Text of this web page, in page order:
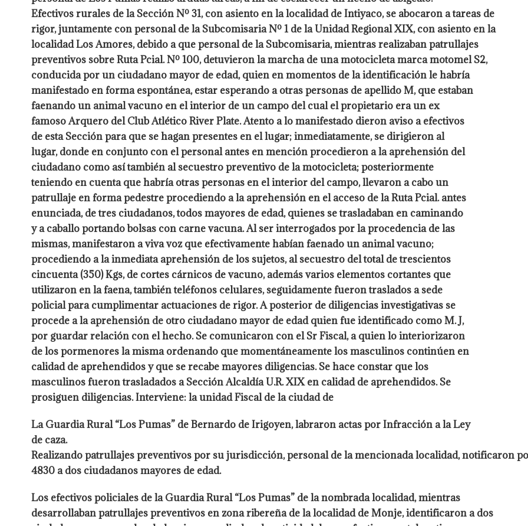
Efectivos rurales de la Sección Nº 31, con asiento en la localidad de Intiyaco, se abocaron a tareas de
rigor, juntamente con personal de la Subcomisaria Nº 1 de la Unidad Regional XIX, con asiento en la
localidad Los Amores, debido a que personal de la Subcomisaria, mientras realizaban patrullajes
preventivos sobre Ruta Pcial. Nº 100, detuvieron la marcha de una motocicleta marca motomel S2,
conducida por un ciudadano mayor de edad, quien en momentos de la identificación le habría
manifestado en forma espontánea, estar esperando a otras personas de apellido M, que estaban
faenando un animal vacuno en el interior de un campo del cual el propietario era un ex
famoso Arquero del Club Atlético River Plate. Atento a lo manifestado dieron aviso a efectivos
de esta Sección para que se hagan presentes en el lugar; inmediatamente, se dirigieron al
lugar, donde en conjunto con el personal antes en mención procedieron a la aprehensión del
ciudadano como así también al secuestro preventivo de la motocicleta; posteriormente
teniendo en cuenta que habría otras personas en el interior del campo, llevaron a cabo un
patrullaje en forma pedestre procediendo a la aprehensión en el acceso de la Ruta Pcial. antes
enunciada, de tres ciudadanos, todos mayores de edad, quienes se trasladaban en caminando
y a caballo portando bolsas con carne vacuna. Al ser interrogados por la procedencia de las
mismas, manifestaron a viva voz que efectivamente habían faenado un animal vacuno;
procediendo a la inmediata aprehensión de los sujetos, al secuestro del total de trescientos
cincuenta (350) Kgs, de cortes cárnicos de vacuno, además varios elementos cortantes que
utilizaron en la faena, también teléfonos celulares, seguidamente fueron traslados a sede
policial para cumplimentar actuaciones de rigor. A posterior de diligencias investigativas se
procede a la aprehensión de otro ciudadano mayor de edad quien fue identificado como M. J,
por guardar relación con el hecho. Se comunicaron con el Sr Fiscal, a quien lo interiorizaron
de los pormenores la misma ordenando que momentáneamente los masculinos continúen en
calidad de aprehendidos y que se recabe mayores diligencias. Se hace constar que los
masculinos fueron trasladados a Sección Alcaldía U.R. XIX en calidad de aprehendidos. Se
prosiguen diligencias. Interviene: la unidad Fiscal de la ciudad de
La Guardia Rural “Los Pumas” de Bernardo de Irigoyen, labraron actas por Infracción a la Ley
de caza.
Realizando patrullajes preventivos por su jurisdicción, personal de la mencionada localidad, notificaron
4830 a dos ciudadanos mayores de edad.
Los efectivos policiales de la Guardia Rural “Los Pumas” de la nombrada localidad, mientras
desarrollaban patrullajes preventivos en zona ribereña de la localidad de Monje, identificaron a dos